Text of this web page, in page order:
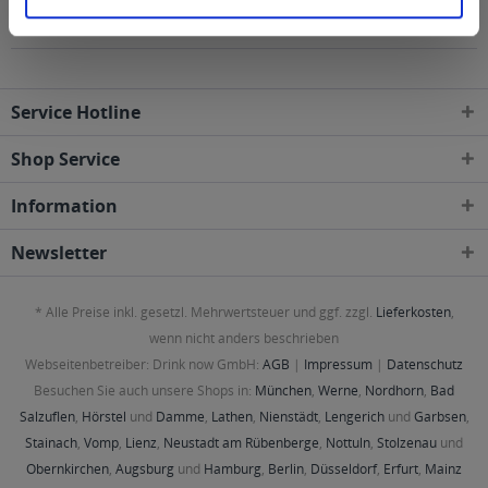
Gebieten geliefert
Service Hotline
Shop Service
Information
Newsletter
* Alle Preise inkl. gesetzl. Mehrwertsteuer und ggf. zzgl. Lieferkosten,
wenn nicht anders beschrieben
Webseitenbetreiber: Drink now GmbH: AGB | Impressum | Datenschutz
Besuchen Sie auch unsere Shops in: München, Werne, Nordhorn, Bad
Salzuflen, Hörstel und Damme, Lathen, Nienstädt, Lengerichund Garbsen,
Stainach, Vomp, Lienz, Neustadt am Rübenberge, Nottuln, Stolzenau und
Obernkirchen, Augsburg und Hamburg, Berlin, Düsseldorf, Erfurt, Mainz